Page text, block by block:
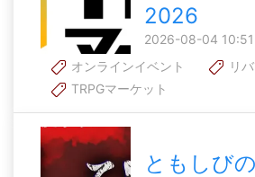
2026
2026-08-04
オンラインイベント
リ
TRPGマーケット
ともしび